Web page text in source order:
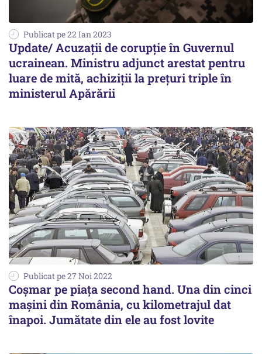
Publicat pe 22 Ian 2023
Update/ Acuzaţii de corupţie în Guvernul
ucrainean. Ministru adjunct arestat pentru
luare de mită, achiziţii la preţuri triple în
ministerul Apărării
Publicat pe 27 Noi 2022
Coșmar pe piața second hand. Una din cinci
mașini din România, cu kilometrajul dat
înapoi. Jumătate din ele au fost lovite